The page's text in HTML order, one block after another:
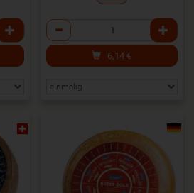
Anzahl
6,14 €